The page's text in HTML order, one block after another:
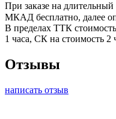
При заказе на
МКАД бесплатно, далее
В пределах ТТК
1 часа, СК на стоимость 2
Отзывы
написать отзыв